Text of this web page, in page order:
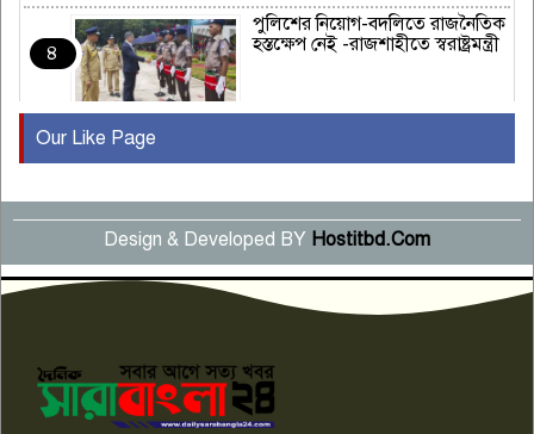
৪
পুলিশের নিয়োগ-বদলিতে রাজনৈতিক
হস্তক্ষেপ নেই -রাজশাহীতে স্বরাষ্ট্রমন্ত্রী
৫
বছর পূর্তি উদযাপন
৬
সংবাদ সম্মেলনে অভিযোগ অস্বীকার
উদ্দেশ্য প্রণোদিত সংবাদ প্রকাশের
প্রতিবাদ নাজির হাসানের
৭
কেটে ঘরে ঢুকে স্কুল শিক্ষিকাকে হত্যা
টয়লেটের ট্যাংকি থেকে লাশ উদ্ধার
Our Like Page
Design & Developed BY Hostitbd.Com